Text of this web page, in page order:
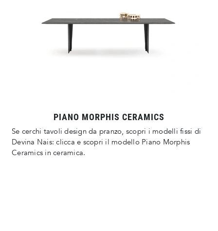
PIANO MORPHIS CERAMICS
Se cerchi tavoli design da pranzo, scopri i modelli fissi di
Devina Nais: clicca e scopri il modello Piano Morphis
Ceramics in ceramica.